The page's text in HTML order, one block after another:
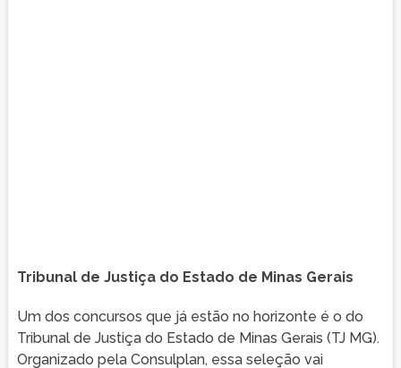
Tribunal de Justiça do Estado de Minas Gerais
Um dos concursos que já estão no horizonte é o do
Tribunal de Justiça do Estado de Minas Gerais (TJ MG).
Organizado pela Consulplan, essa seleção vai